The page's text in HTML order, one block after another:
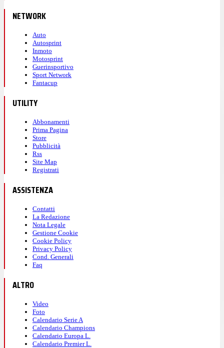
NETWORK
Auto
Autosprint
Inmoto
Motosprint
Guerinsportivo
Sport Network
Fantacup
UTILITY
Abbonamenti
Prima Pagina
Store
Pubblicità
Rss
Site Map
Registrati
ASSISTENZA
Contatti
La Redazione
Nota Legale
Gestione Cookie
Cookie Policy
Privacy Policy
Cond. Generali
Faq
ALTRO
Video
Foto
Calendario Serie A
Calendario Champions
Calendario Europa L.
Calendario Premier L.